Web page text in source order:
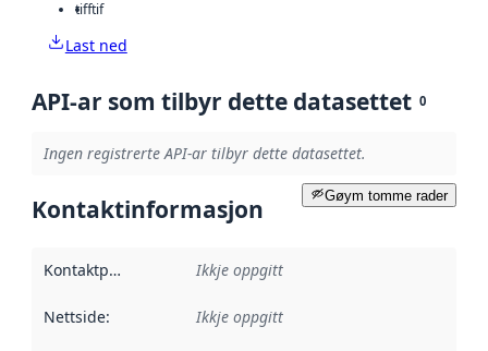
tifftif
Last ned
API-ar som tilbyr dette datasettet 0
Ingen registrerte API-ar tilbyr dette datasettet.
Gøym tomme rader
Kontaktinformasjon
Kontaktpunkt Ikkje oppgitt
Nettside: Ikkje oppgitt